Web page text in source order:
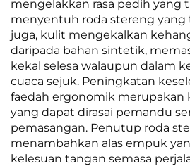
mengelakkan rasa pedih yang
menyentuh roda stereng yang
juga, kulit mengekalkan
daripada bahan sintetik,
kekal selesa walaupun dalam
cuaca sejuk. Peningkatan
faedah ergonomik merupakan
yang dapat dirasai pemandu
pemasangan. Penutup roda
menambahkan alas empuk
kelesuan tangan semasa